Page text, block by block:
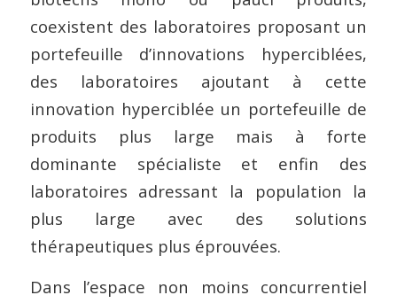
coexistent des laboratoires proposant un
portefeuille d’innovations hyperciblées,
des laboratoires ajoutant à cette
innovation hyperciblée un portefeuille de
produits plus large mais à forte
dominante spécialiste et enfin des
laboratoires adressant la population la
plus large avec des solutions
thérapeutiques plus éprouvées.
Dans l’espace non moins concurrentiel